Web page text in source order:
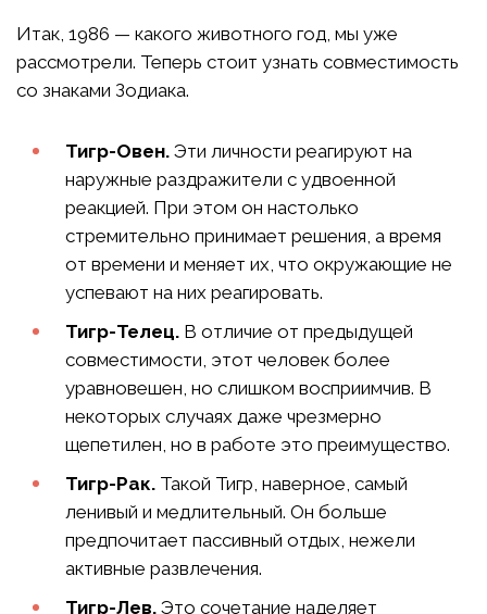
Итак, 1986 — какого животного год, мы уже
рассмотрели. Теперь стоит узнать совместимость
со знаками Зодиака.
Тигр-Овен. Эти личности реагируют на
наружные раздражители с удвоенной
реакцией. При этом он настолько
стремительно принимает решения, а время
от времени и меняет их, что окружающие не
успевают на них реагировать.
Тигр-Телец. В отличие от предыдущей
совместимости, этот человек более
уравновешен, но слишком восприимчив. В
некоторых случаях даже чрезмерно
щепетилен, но в работе это преимущество.
Тигр-Рак. Такой Тигр, наверное, самый
ленивый и медлительный. Он больше
предпочитает пассивный отдых, нежели
активные развлечения.
Тигр-Лев. Это сочетание наделяет